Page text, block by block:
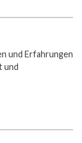
und Erfahrungen
und